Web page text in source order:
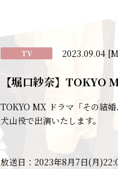
2023.09.04
TV
【堀口紗奈】TOKYO
TOKYO MX ドラマ「その結
犬山役で出演いたします。
放送日：2023年8月7日(月